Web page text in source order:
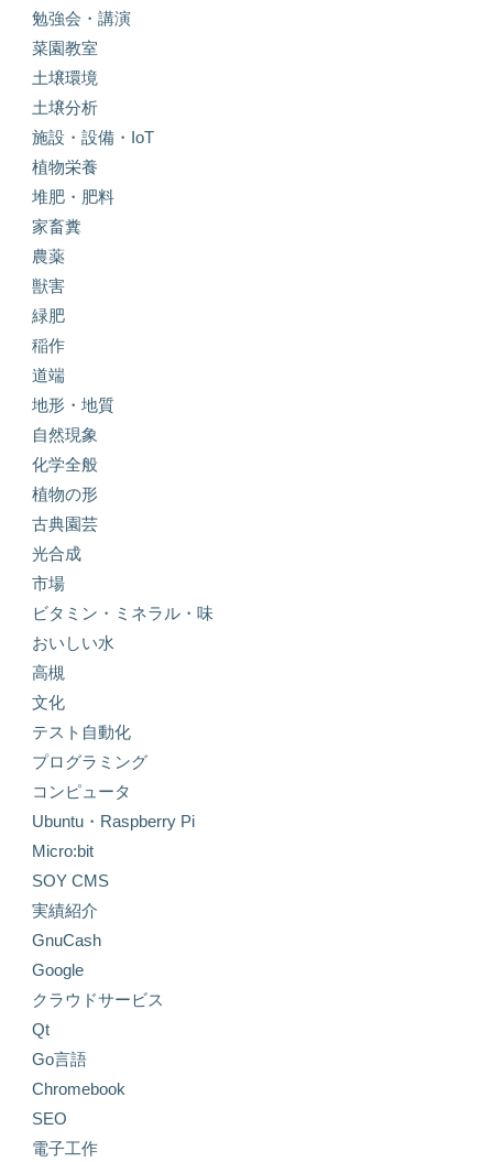
勉強会・講演
菜園教室
土壌環境
土壌分析
施設・設備・IoT
植物栄養
堆肥・肥料
家畜糞
農薬
獣害
緑肥
稲作
道端
地形・地質
自然現象
化学全般
植物の形
古典園芸
光合成
市場
ビタミン・ミネラル・味
おいしい水
高槻
文化
テスト自動化
プログラミング
コンピュータ
Ubuntu・Raspberry Pi
Micro:bit
SOY CMS
実績紹介
GnuCash
Google
クラウドサービス
Qt
Go言語
Chromebook
SEO
電子工作